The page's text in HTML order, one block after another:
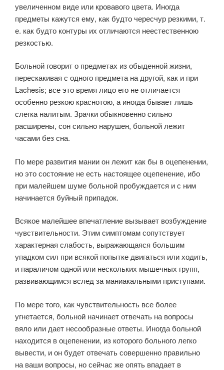
увеличенном виде или кровавого цвета. Иногда
предметы кажутся ему, как будто чересчур резкими, т.
е. как будто контуры их отличаются неестественною
резкостью.
Больной говорит о предметах из обыденной жизни,
перескакивая с одного предмета на другой, как и при
Lachesis; все это время лицо его не отличается
особенно резкою краснотою, а иногда бывает лишь
слегка налитым. Зрачки обыкновенно сильно
расширены, сон сильно нарушен, больной лежит
часами без сна.
По мере развития мании он лежит как бы в оцепенении,
но это состояние не есть настоящее оцепенение, ибо
при малейшем шуме больной пробуждается и с ним
начинается буйный припадок.
Всякое малейшее впечатление вызывает возбуждение
чувствительности. Этим симптомам сопутствует
характерная слабость, выражающаяся большим
упадком сил при всякой попытке двигаться или ходить,
и параличом одной или нескольких мышечных групп,
развивающимся вслед за маниакальными приступами.
По мере того, как чувствительность все более
угнетается, больной начинает отвечать на вопросы
вяло или дает несообразные ответы. Иногда больной
находится в оцепенении, из которого больного легко
вывести, и он будет отвечать совершенно правильно
на ваши вопросы, но сейчас же опять впадает в